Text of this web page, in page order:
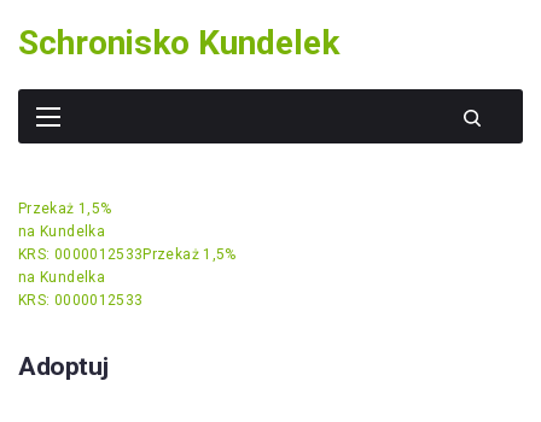
content
Schronisko Kundelek
Przekaż 1,5%
na Kundelka
KRS: 0000012533 Przekaż 1,5%
na Kundelka
KRS: 0000012533
Adoptuj